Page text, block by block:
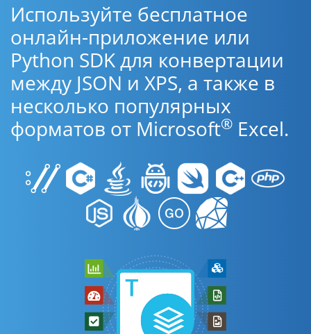
Используйте бесплатное
онлайн-приложение или
Python SDK для конвертации
между JSON и XPS, а также в
несколько популярных
форматов от Microsoft® Excel.